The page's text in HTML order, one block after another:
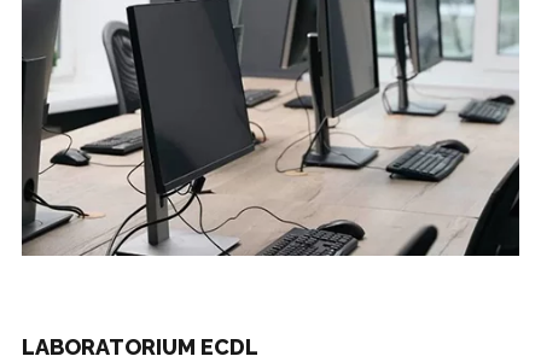
LABORATORIUM ECDL